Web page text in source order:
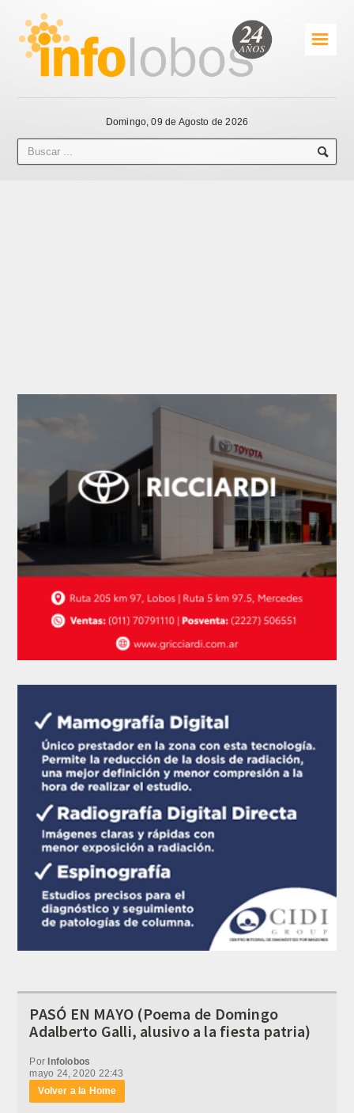
☰
Domingo, 09 de Agosto de 2026
PASÓ EN MAYO (Poema de Domingo
Adalberto Galli, alusivo a la fiesta patria)
PorInfolobos
mayo 24, 2020 22:43
Volver a la Home